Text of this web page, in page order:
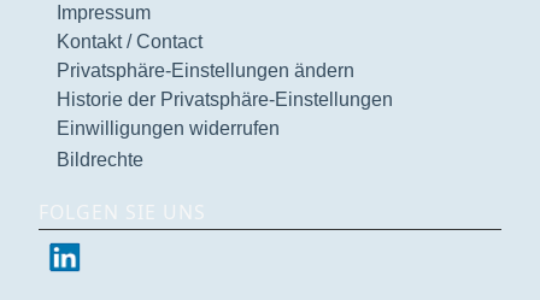
Impressum
Kontakt / Contact
Privatsphäre-Einstellungen ändern
Historie der Privatsphäre-Einstellungen
Einwilligungen widerrufen
Bildrechte
FOLGEN SIE UNS